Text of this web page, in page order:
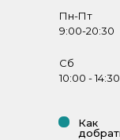
Пн-Пт
9:00-20:30
Сб
10:00 - 14:30
Как